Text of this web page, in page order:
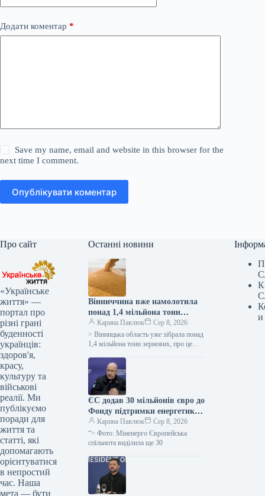
Додати коментар *
Save my name, email and website in this browser for the
next time I comment.
Опублікувати коментар
Про сайт
«Українське
життя» —
портал про
різні грані
буденності
українців:
здоров'я,
красу,
культуру та
військові
реалії. Ми
публікуємо
поради для
життя та
статті, які
допомагають
орієнтуватися
в непростий
час. Наша
мета — бути
Останні новини
Вінниччина вже намолотила
понад 1,4 мільйона тонн
зерна, показавши
врожайність, вищу за
минулорічну, повідомляє
Карина Павлюк
Сер 8, 2026
> Вінницька область уже зібрала понад
1,4 мільйона тонн зернових, про це
військової адміністрації Наталя
Заболотна. “Жнива…
ЄС додав 30 мільйонів євро до
Фонду підтримки енергетики
України.
Карина Павлюк
Сер 8, 2026
“> Фото: Міненерго Європейська
спільнота виділила ще 30
и